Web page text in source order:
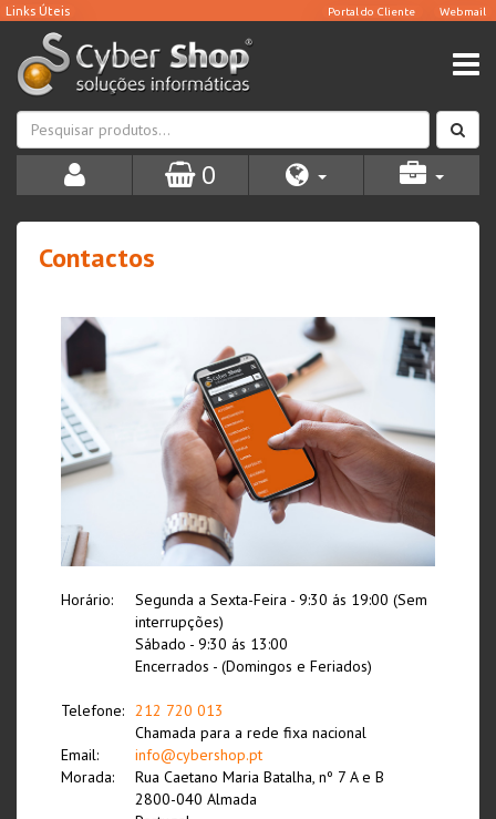
0
Contactos
Horário:
Segunda a Sexta-Feira - 9:30 ás 19:00 (Sem
interrupções)
Sábado - 9:30 ás 13:00
Encerrados - (Domingos e Feriados)
Telefone: 212 720 013
Chamada para a rede fixa nacional
Email:
info@cybershop.pt
Morada:
Rua Caetano Maria Batalha, nº 7 A e B
2800-040 Almada